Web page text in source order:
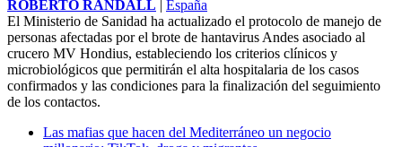
ROBERTO RANDALL | España
El Ministerio de Sanidad ha actualizado el protocolo de manejo de
personas afectadas por el brote de hantavirus Andes asociado al
crucero MV Hondius, estableciendo los criterios clínicos y
microbiológicos que permitirán el alta hospitalaria de los casos
confirmados y las condiciones para la finalización del seguimiento
de los contactos.
Las mafias que hacen del Mediterráneo un negocio